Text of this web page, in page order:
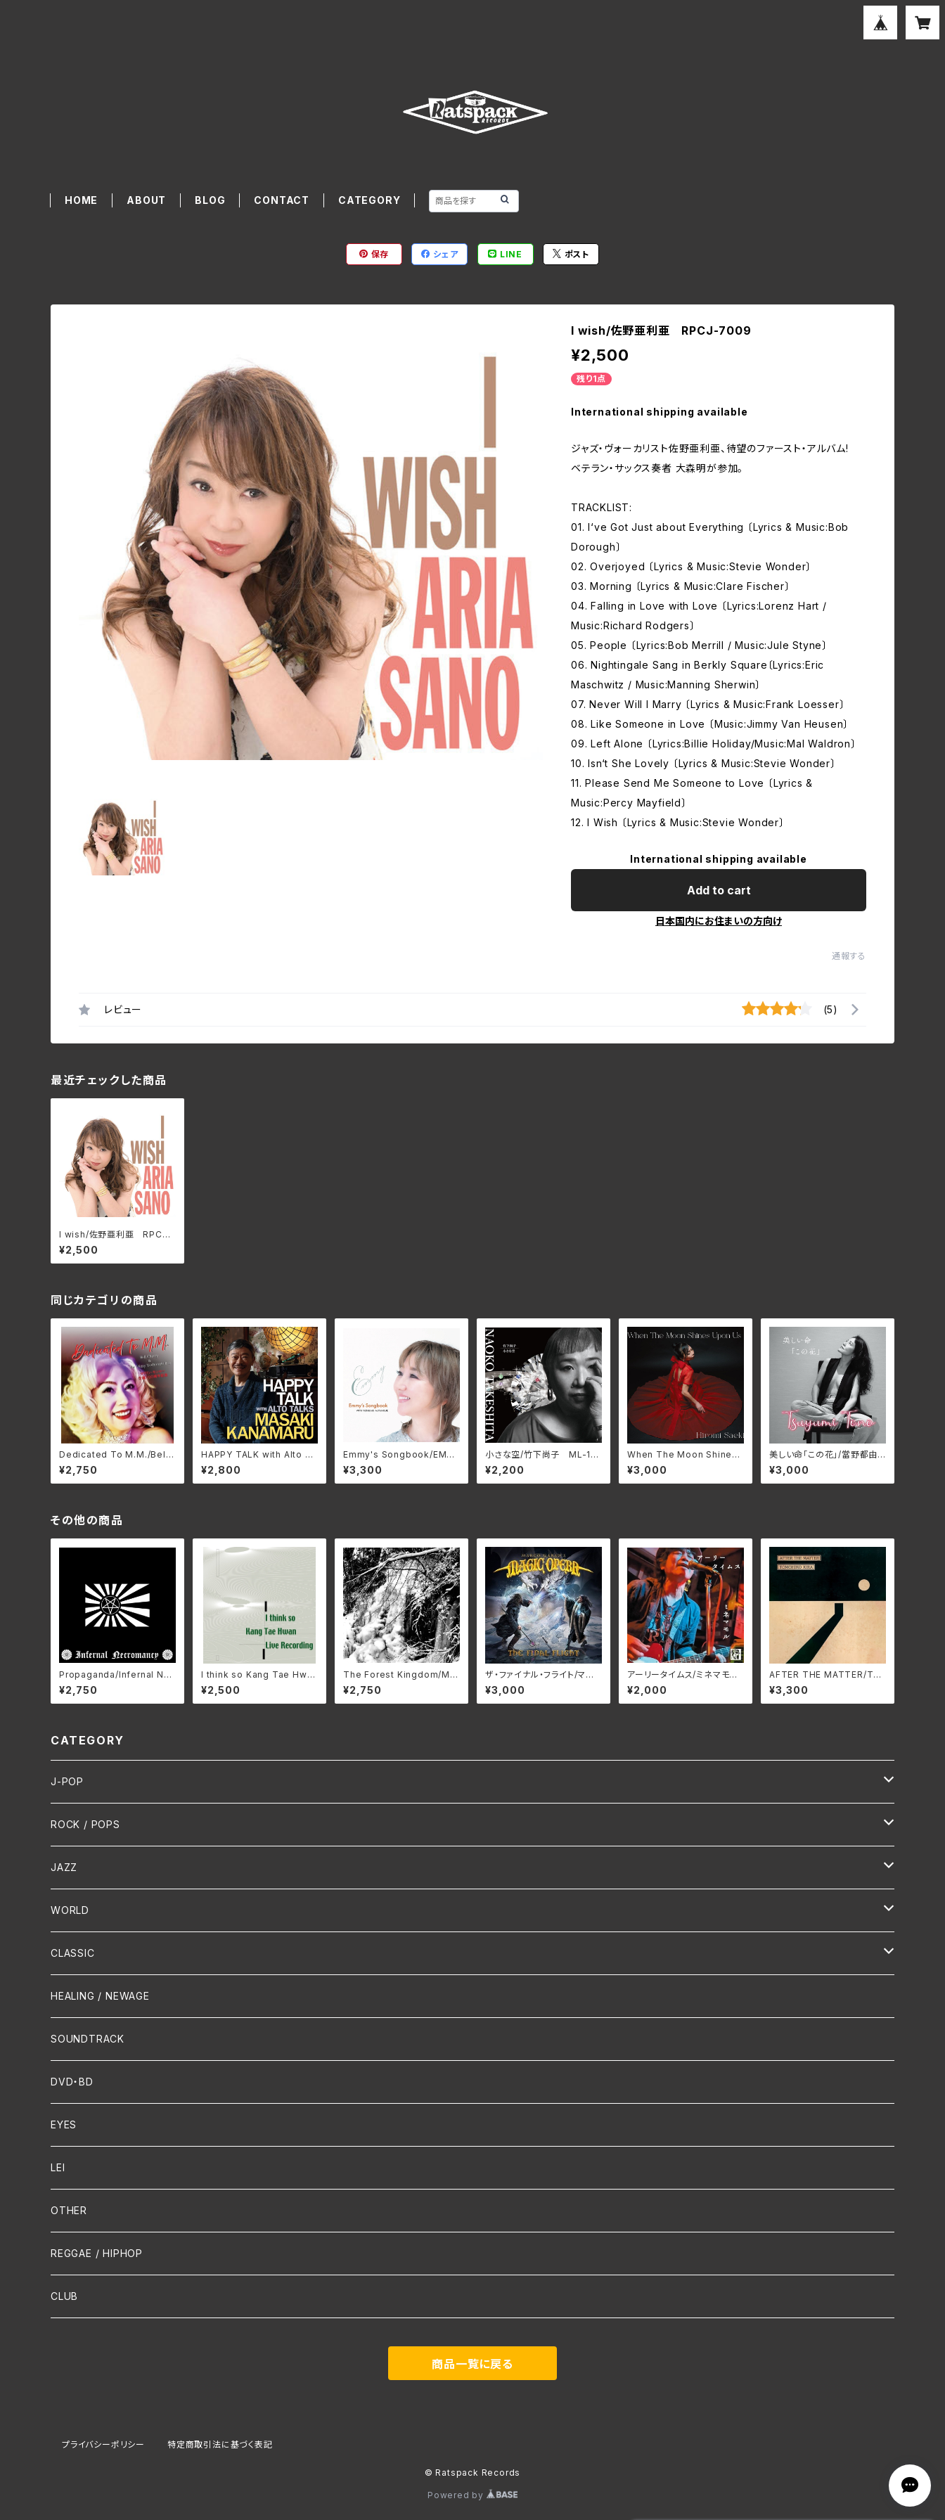
HOME ABOUT BLOG CONTACT CATEGORY
保存 シェア LINE ポスト
I wish/佐野亜利亜 RPCJ-7009
¥2,500
残り1点
International shipping available
ジャズ・ヴォーカリスト佐野亜利亜、待望のファースト・アルバム!
ベテラン・サックス奏者 大森明が参加。
TRACKLIST:
01. I‘ve Got Just about Everything 〔Lyrics & Music:Bob
Dorough〕
02. Overjoyed 〔Lyrics & Music:Stevie Wonder〕
03. Morning 〔Lyrics & Music:Clare Fischer〕
04. Falling in Love with Love 〔Lyrics:Lorenz Hart /
Music:Richard Rodgers〕
05. People 〔Lyrics:Bob Merrill / Music:Jule Styne〕
06. Nightingale Sang in Berkly Square〔Lyrics:Eric
Maschwitz / Music:Manning Sherwin〕
07. Never Will I Marry 〔Lyrics & Music:Frank Loesser〕
08. Like Someone in Love 〔Music:Jimmy Van Heusen〕
09. Left Alone 〔Lyrics:Billie Holiday/Music:Mal Waldron〕
10. Isn‘t She Lovely 〔Lyrics & Music:Stevie Wonder〕
11. Please Send Me Someone to Love 〔Lyrics &
Music:Percy Mayfield〕
12. I Wish 〔Lyrics & Music:Stevie Wonder〕
International shipping available
Add to cart
日本国内にお住まいの方向け
通報する
レビュー (5)
最近チェックした商品
I wish/佐野亜利亜 RPCJ-
7009
¥2,500
同じカテゴリの商品
Dedicated To M.M./Bell
Cherry BELL-001(仕様:C
D)
¥2,750
HAPPY TALK with Alto Ta
lks/金丸正城 RPCJ-7010
(仕様:CD)
¥2,800
Emmy's Songbook/EMM
Y （エミー） YPM-089
¥3,300
小さな空/竹下尚子 ML-10
48(仕様:CD)
¥2,200
When The Moon Shines
Upon Us/HIROMI SAEKI
GNM-1022
¥3,000
美しい命「この花」/當野都由
美 GNM-1027(仕様：CD)
¥3,000
その他の商品
Propaganda/Infernal Nec
romancy ZDR-073(仕様:
CD)
¥2,750
I think so Kang Tae Hwa
n Live Recording/姜 泰煥
カン・テーファン IMA-SZO
K0(仕様:CD)
¥2,500
The Forest Kingdom/Mol
och HMP-121(仕様:CD)
¥2,750
ザ・ファイナル・フライト/マル
コ・ガラウズ・マジック・オペ
ラ RBNCD-1472(仕様:C
D)
¥3,000
アーリータイムス/ミネマモ
ル SSRC-010(仕様:CD)
¥2,000
AFTER THE MATTER/TO
MOHIKO KIRA HARV-00
25(仕様:CD)
¥3,300
CATEGORY
J-POP
HR/HM
演歌 / 歌謡曲
PUNK/HARDCORE
Hip-Hop/Dancehall Reggae
ROCK / POPS
Oldies
HR/HM
JAZZ
Vocal
Piano
Crossover / Fusion
Dixie / New Orleans
FUNK
WORLD
HAWAIIAN
Chanson
CLASSIC
Piano
Flute
Violin
Cello
Guitar / Ukulele
Mandolin
声楽
吹奏楽
HEALING / NEWAGE
SOUNDTRACK
DVD・BD
EYES
LEI
OTHER
REGGAE / HIPHOP
CLUB
商品一覧に戻る
プライバシーポリシー 特定商取引法に基づく表記
© Ratspack Records
Powered by